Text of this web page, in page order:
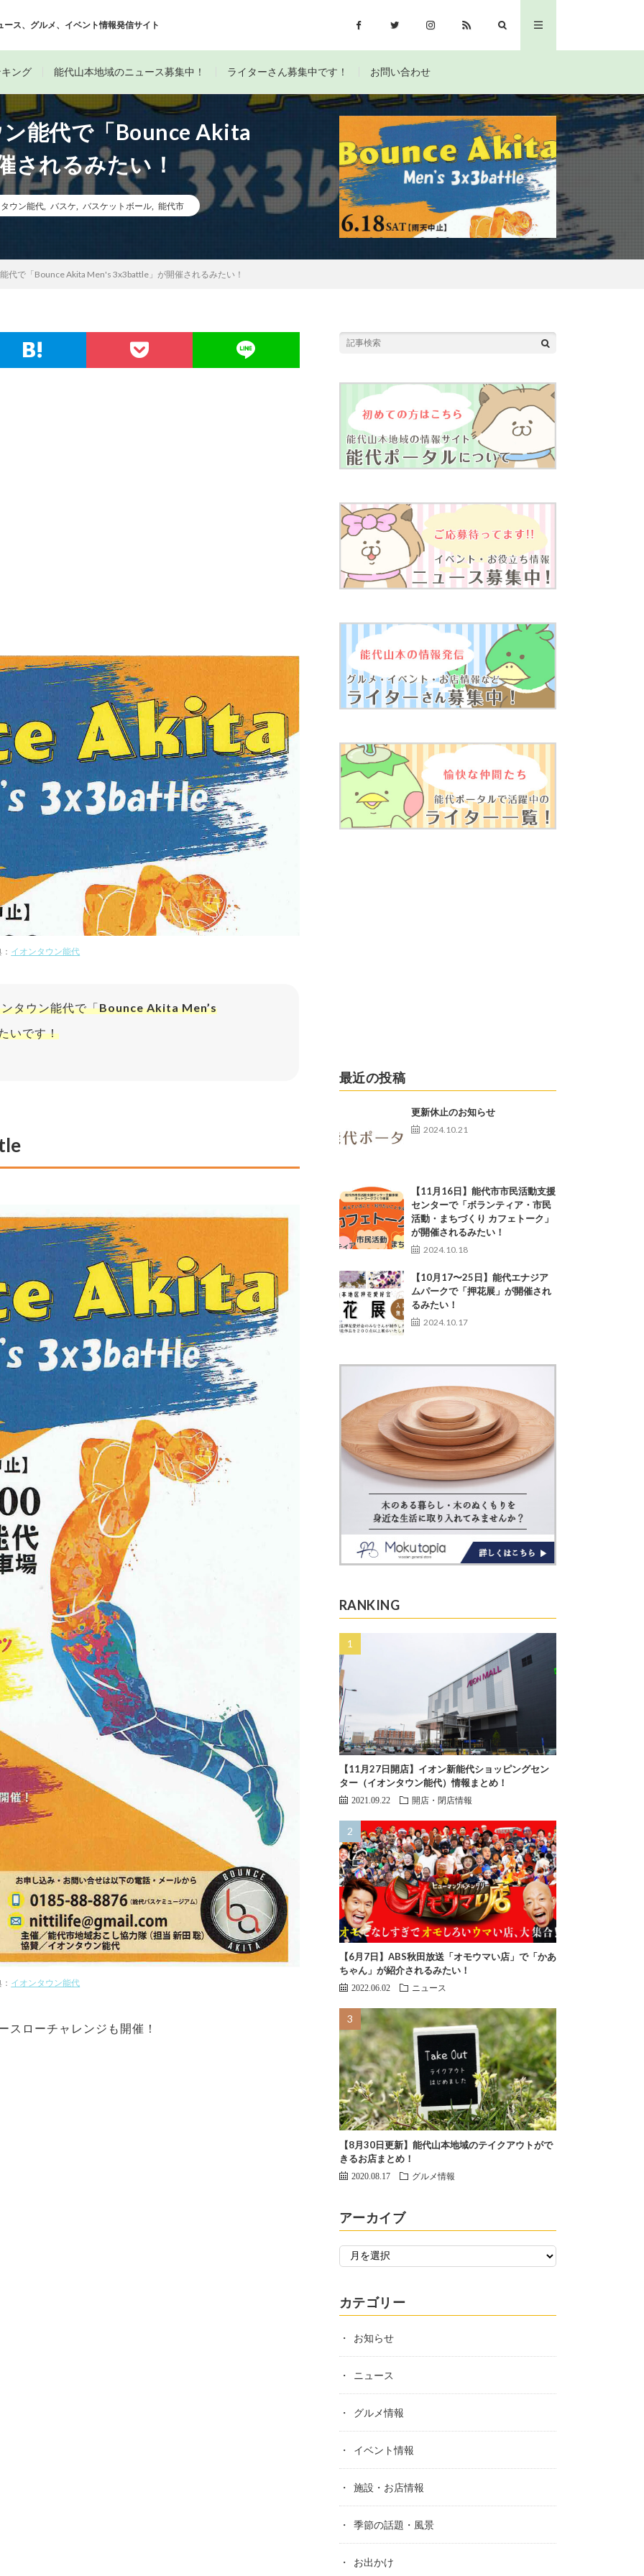
ス、グルメ、イベント情報発信サイト
ング 能代山本地域のニュース募集中！ ライターさん募集中です！ お問い合わせ
能代で「Bounce Akita
されるみたい！
ウン能代 バスケ バスケットボール 能代市
代で「Bounce Akita Men's 3x3battle」が開催されるみたい！
イオンタウン能代
タウン能代で「Bounce Akita Men’s
いです！
イオンタウン能代
スローチャレンジも開催！
最近の投稿
更新休止のお知らせ
2024.10.21
【11月16日】能代市市民活動支援
センターで「ボランティア・市民
活動・まちづくり カフェトーク」
が開催されるみたい！
2024.10.18
【10月17〜25日】能代エナジア
ムパークで「押花展」が開催され
るみたい！
2024.10.17
RANKING
【11月27日開店】イオン新能代ショッピングセン
ター（イオンタウン能代）情報まとめ！
2021.09.22 開店・閉店情報
【6月7日】ABS秋田放送「オモウマい店」で「かあ
ちゃん」が紹介されるみたい！
2022.06.02 ニュース
【8月30日更新】能代山本地域のテイクアウトがで
きるお店まとめ！
2020.08.17 グルメ情報
アーカイブ
カテゴリー
お知らせ
ニュース
グルメ情報
イベント情報
施設・お店情報
季節の話題・風景
お出かけ